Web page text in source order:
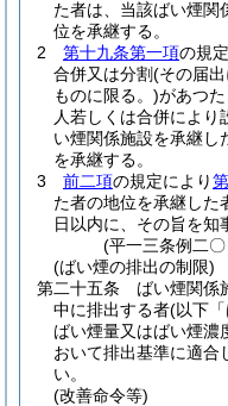
た者は、当該ばい煙関
位を承継する。
2
第十九条第一項の規
合併又は分割(その届
ものに限る。)があつ
人若しくは合併によ
い煙関係施設を承継し
を承継する。
3
前二項の規定により
た者の地位を承継した
日以内に、その旨を知
(平一三条例二
(ばい煙の排出の制限)
第二十五条
ばい煙関係
中に排出する者(以下
ばい煙量又はばい煙濃
おいて排出基準に適合
い。
(改善命令等)